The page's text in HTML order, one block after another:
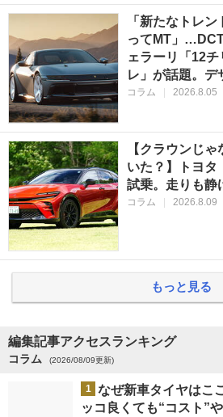
「新たなトレ
ってMT」
ェラーリ「12
レ」が話題。デ
コラム | 2026.8.05
【クラウンじ
いた？】トヨタ
試乗。走りも静
コラム | 2026.8.09
もっと見る
編集記事アクセスランキング
コラム (2026/08/09更新)
1
なぜ新車タイヤはこ
ッコ良くても“コスト”